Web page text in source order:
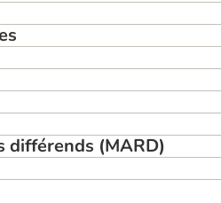
différends (MARD)